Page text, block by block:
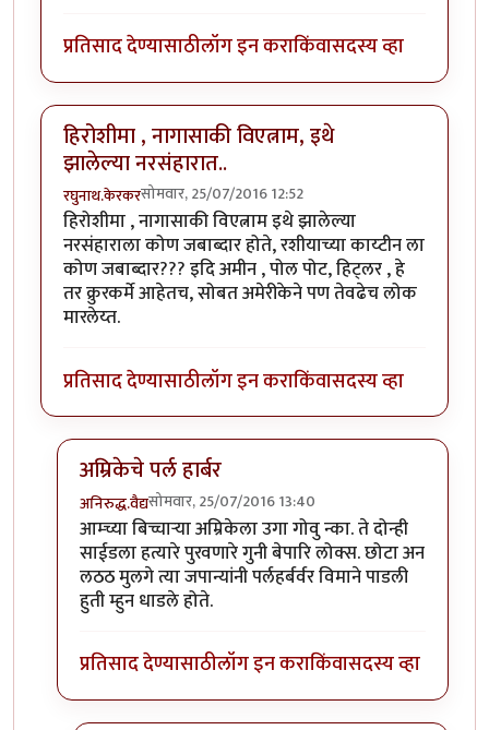
प्रतिसाद देण्यासाठीलॉग इन कराकिंवासदस्य व्हा
हिरोशीमा , नागासाकी विएत्नाम, इथे
झालेल्या नरसंहारात..
रघुनाथ.केरकरसोमवार, 25/07/2016 12:52
हिरोशीमा , नागासाकी विएत्नाम इथे झालेल्या
नरसंहाराला कोण जबाब्दार होते, रशीयाच्या काय्टीन ला
कोण जबाब्दार??? इदि अमीन , पोल पोट, हिट्लर , हे
तर क्रुरकर्मे आहेतच, सोबत अमेरीकेने पण तेवढेच लोक
मारलेय्त.
प्रतिसाद देण्यासाठीलॉग इन कराकिंवासदस्य व्हा
अम्रिकेचे पर्ल हार्बर
अनिरुद्ध.वैद्यसोमवार, 25/07/2016 13:40
In reply toहिरोशीमा , नागासाकी विएत्नाम, इथे झालेल्या
आम्च्या बिच्चार्‍या अम्रिकेला उगा गोवु न्का. ते दोन्ही
साईडला हत्यारे पुरवणारे गुनी बेपारि लोक्स. छोटा अन
लठठ मुलगे त्या जपान्यांनी पर्लहर्बर्वर विमाने पाडली
हुती म्हुन धाडले होते.
प्रतिसाद देण्यासाठीलॉग इन कराकिंवासदस्य व्हा